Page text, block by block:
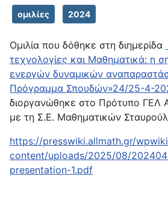
ομιλίες 2024
Ομιλία που δόθηκε στη διημερίδα
τεχνολογίες και Μαθηματικά: η
ενεργών δυναμικών
Πρόγραμμα Σπουδών»24/25-4-
διοργανώθηκε στο Πρότυπο ΓΕΛ
με τη Σ.Ε. Μαθηματικών
https://presswiki.allmath.gr/
content/uploads/2025/08/
presentation-1.pdf